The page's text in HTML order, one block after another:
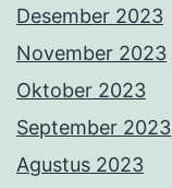
Desember 2023
November 2023
Oktober 2023
September 2023
Agustus 2023